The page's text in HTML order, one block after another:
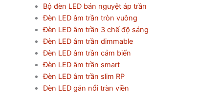
Bộ đèn LED bán nguyệt áp trần
Đèn LED âm trần tròn vuông
Đèn LED âm trần 3 chế độ sáng
Đèn LED âm trần dimmable
Đèn LED âm trần cảm biến
Đèn LED âm trần smart
Đèn LED âm trần slim RP
Đèn LED gắn nổi tràn viền